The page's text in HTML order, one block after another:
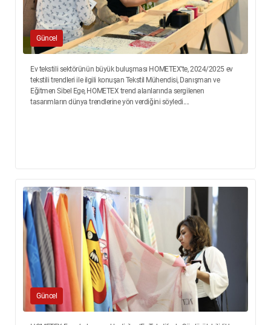
Güncel
Ev tekstili sektörünün büyük buluşması HOMETEX’te, 2024/2025 ev
tekstili trendleri ile ilgili konuşan Tekstil Mühendisi, Danışman ve
Eğitmen Sibel Ege, HOMETEX trend alanlarında sergilenen
tasarımların dünya trendlerine yön verdiğini söyledi....
Güncel